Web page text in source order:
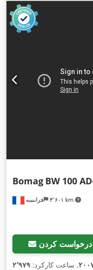
فرانسه ۴٬۶۰۱ km
Bomag BW 100
درخواست کردن
, ساعت کارکرد: